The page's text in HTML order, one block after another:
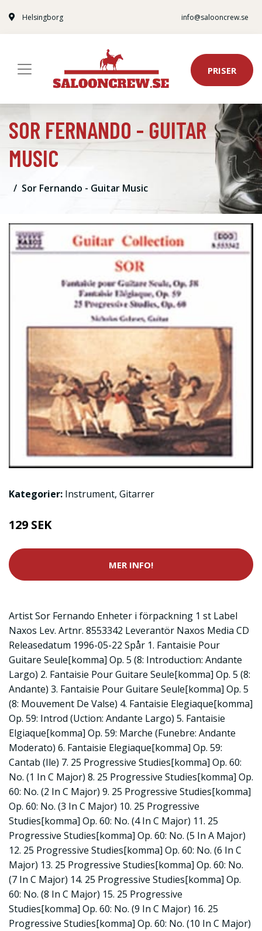
Helsingborg info@salooncrew.se
PRISER
SOR FERNANDO - GUITAR
MUSIC
Sor Fernando - Guitar Music
Kategorier: Instrument, Gitarrer
129 SEK
MER INFO!
Artist Sor Fernando Enheter i förpackning 1 st Label
Naxos Lev. Artnr. 8553342 Leverantör Naxos Media CD
Releasedatum 1996-05-22 Spår 1. Fantaisie Pour
Guitare Seule[komma] Op. 5 (8: Introduction: Andante
Largo) 2. Fantaisie Pour Guitare Seule[komma] Op. 5 (8:
Andante) 3. Fantaisie Pour Guitare Seule[komma] Op. 5
(8: Mouvement De Valse) 4. Fantaisie Elegiaque[komma]
Op. 59: Introd (Uction: Andante Largo) 5. Fantaisie
Elgiaque[komma] Op. 59: Marche (Funebre: Andante
Moderato) 6. Fantaisie Elegiaque[komma] Op. 59:
Cantab (Ile) 7. 25 Progressive Studies[komma] Op. 60:
No. (1 In C Major) 8. 25 Progressive Studies[komma] Op.
60: No. (2 In C Major) 9. 25 Progressive Studies[komma]
Op. 60: No. (3 In C Major) 10. 25 Progressive
Studies[komma] Op. 60: No. (4 In C Major) 11. 25
Progressive Studies[komma] Op. 60: No. (5 In A Major)
12. 25 Progressive Studies[komma] Op. 60: No. (6 In C
Major) 13. 25 Progressive Studies[komma] Op. 60: No.
(7 In C Major) 14. 25 Progressive Studies[komma] Op.
60: No. (8 In C Major) 15. 25 Progressive
Studies[komma] Op. 60: No. (9 In C Major) 16. 25
Progressive Studies[komma] Op. 60: No. (10 In C Major)